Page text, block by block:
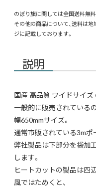
のぼり旗に関しては全国送料無料
その他の商品について、送料は
ジに記載しております。
説明
国産 高品質 ワイドサイズ
一般的に販売されている
幅650mmサイズ。
通常市販されている3mポ
弊社製品は下部分を袋加
します。
ヒートカットの製品は四
風ではためくと、